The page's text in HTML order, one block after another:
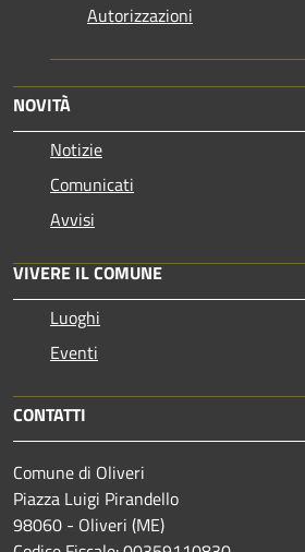
Autorizzazioni
NOVITÀ
Notizie
Comunicati
Avvisi
VIVERE IL COMUNE
Luoghi
Eventi
CONTATTI
Comune di Oliveri
Piazza Luigi Pirandello
98060 - Oliveri (ME)